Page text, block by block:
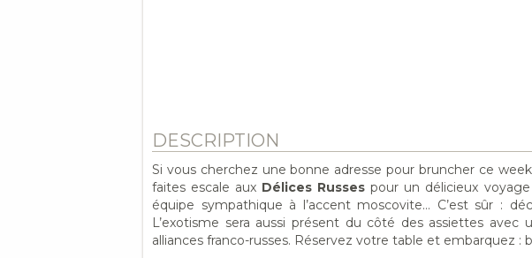
DESCRIPTION
Si vous cherchez une bonne adresse pour bruncher ce
faites escale aux Délices Russes pour un délicieux
équipe sympathique à l’accent moscovite… C’est sûr :
L’exotisme sera aussi présent du côté des assiettes avec
alliances franco-russes. Réservez votre table et embarquez :